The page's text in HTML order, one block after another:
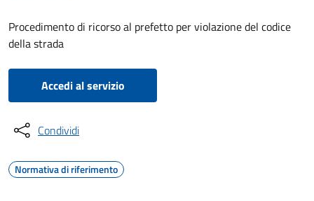
Procedimento di ricorso al prefetto per violazione del codice
della strada
Accedi al servizio
Condividi
Normativa di riferimento